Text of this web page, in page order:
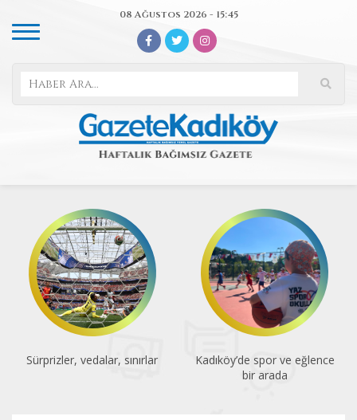
08 Ağustos 2026 - 15:45
Kadıköy’de spor ve eğlence
Acıbadem Yüzme Havuzu
yenilendi